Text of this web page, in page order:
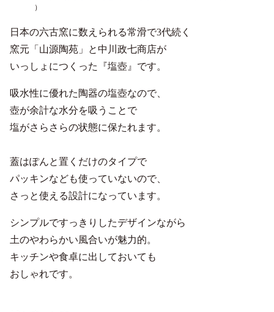
）
日本の六古窯に数えられる常滑で3代続く
窯元「山源陶苑」と中川政七商店が
いっしょにつくった『塩壺』です。
吸水性に優れた陶器の塩壺なので、
壺が余計な水分を吸うことで
塩がさらさらの状態に保たれます。
蓋はぽんと置くだけのタイプで
パッキンなども使っていないので、
さっと使える設計になっています。
シンプルですっきりしたデザインながら
土のやわらかい風合いが魅力的。
キッチンや食卓に出しておいても
おしゃれです。